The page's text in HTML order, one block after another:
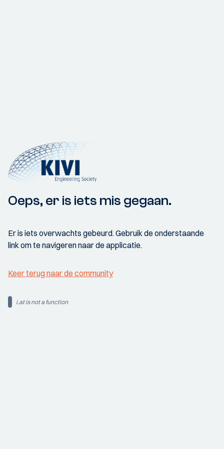
Oeps, er is iets mis gegaan.
Er is iets overwachts gebeurd. Gebruik de onderstaande
link om te navigeren naar de applicatie.
Keer terug naar de community
i.at is not a function